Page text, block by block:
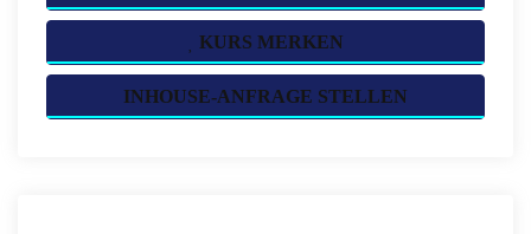
KURS MERKEN
INHOUSE-ANFRAGE STELLEN